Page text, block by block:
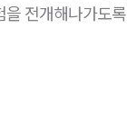
전개해나가도